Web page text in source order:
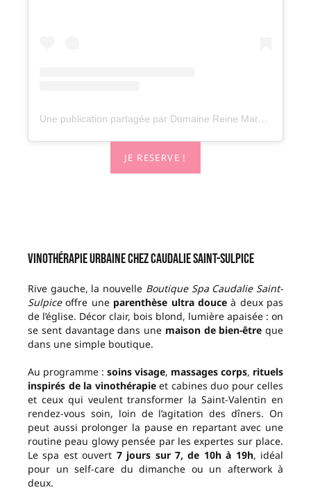
Une publication partagée par Domaine Reine Margot 5* – MGallery Collection (@domainereinemargotmgallery)
JE RESERVE !
Vinothérapie urbaine chez Caudalie Saint-Sulpice
Rive gauche, la nouvelle Boutique Spa Caudalie Saint-
Sulpiceoffre une parenthèse ultra douceà deux pas
de l’église. Décor clair, bois blond, lumière apaisée : on
se sent davantage dans une maison de bien-être que
dans une simple boutique.
Au programme : soins visage, massages corps, rituels
inspirés de la vinothérapieet cabines duo pour celles
et ceux qui veulent transformer la Saint-Valentin en
rendez-vous soin, loin de l’agitation des dîners. On
peut aussi prolonger la pause en repartant avec une
routine peau glowy pensée par les expertes sur place.
Le spa est ouvert 7 jours sur 7, de 10h à 19h, idéal
pour un self-care du dimanche ou un afterwork à
deux.